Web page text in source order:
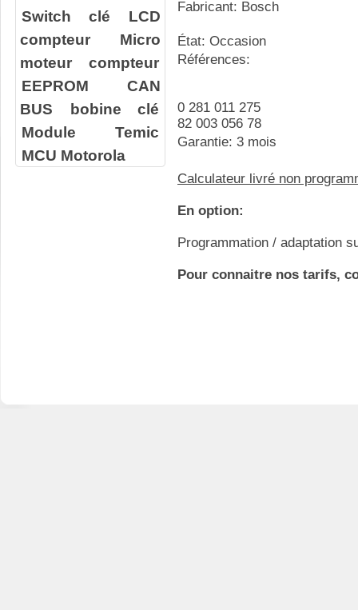
Switch clé
LCD
compteur
Micro
moteur compteur
EEPROM
CAN
BUS
bobine clé
Module Temic
MCU Motorola
Fabricant: Bosch
État: Occasion
Références:
0 281 011 275
82 003 056 78
Garantie: 3 mois
Calculateur livré non
En option:
Programmation / adaptation
Pour connaitre nos tarifs,